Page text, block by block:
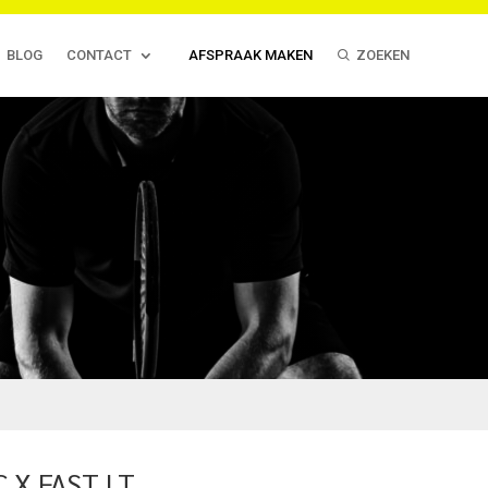
BLOG CONTACT AFSPRAAK MAKEN ZOEKEN